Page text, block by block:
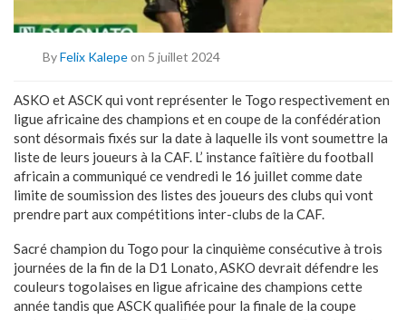
ByFelix Kalepeon 5 juillet 2024
ASKO et ASCK qui vont représenter le Togo respectivement en
ligue africaine des champions et en coupe de la confédération
sont désormais fixés sur la date à laquelle ils vont soumettre la
liste de leurs joueurs à la CAF. L’ instance faîtière du football
africain a communiqué ce vendredi le 16 juillet comme date
limite de soumission des listes des joueurs des clubs qui vont
prendre part aux compétitions inter-clubs de la CAF.
Sacré champion du Togo pour la cinquième consécutive à trois
journées de la fin de la D1 Lonato, ASKO devrait défendre les
couleurs togolaises en ligue africaine des champions cette
année tandis que ASCK qualifiée pour la finale de la coupe